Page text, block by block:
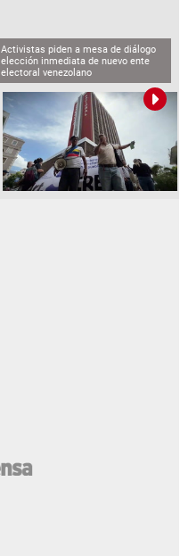
Activistas piden a mesa de diálogo
elección inmediata de nuevo ente
electoral venezolano